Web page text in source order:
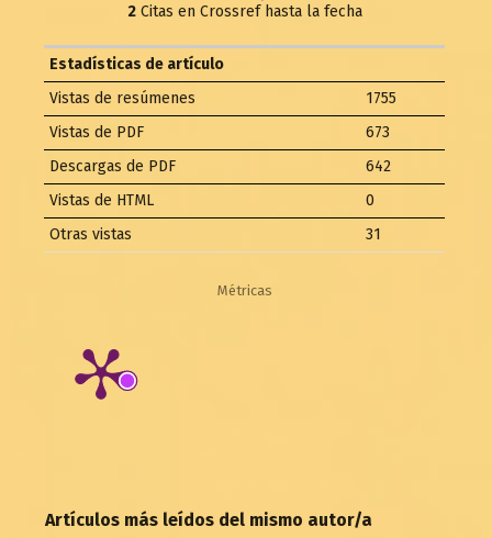
2 Citas en Crossref hasta la fecha
Estadísticas de artículo
Vistas de resúmenes
1755
Vistas de PDF
673
Descargas de PDF
642
Vistas de HTML
0
Otras vistas
31
Métricas
Artículos más leídos del mismo autor/a